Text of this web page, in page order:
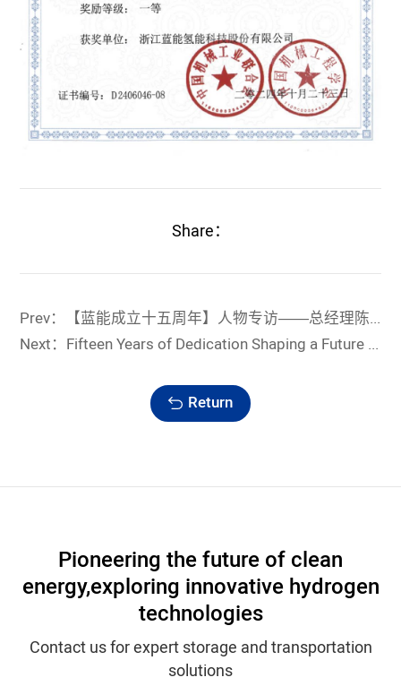
Share：
Prev：【蓝能成立十五周年】人物专访——总经理陈凡
Next：Fifteen Years of Dedication Shaping a Future of Promise -Chairman's Address
Return
Pioneering the future of clean
energy,exploring innovative hydrogen
technologies
Contact us for expert storage and transportation
solutions